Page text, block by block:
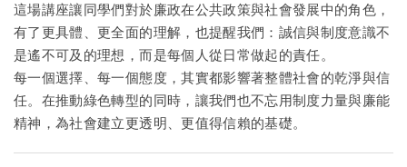
這場講座讓同學們對於廉政在公共政策與社會發展中的角色，
有了更具體、更全面的理解，也提醒我們：誠信與制度意識不
是遙不可及的理想，而是每個人從日常做起的責任。
每一個選擇、每一個態度，其實都影響著整體社會的乾淨與信
任。在推動綠色轉型的同時，讓我們也不忘用制度力量與廉能
精神，為社會建立更透明、更值得信賴的基礎。